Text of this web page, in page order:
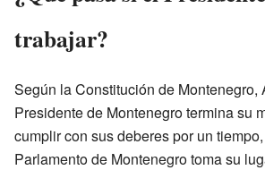
trabajar?
Según la Constitución de Montenegro,
Presidente de Montenegro termina su
cumplir con sus deberes por un
Parlamento de Montenegro toma su